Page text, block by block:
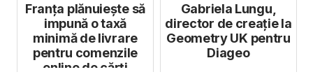
Franţa plănuieşte să
impună o taxă
minimă de livrare
pentru comenzile
online de cărţi
Gabriela Lungu,
director de creație la
Geometry UK pentru
Diageo